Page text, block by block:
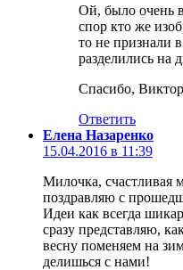
Ой, было очень
спор кто же
то не признали
разделились на
Спасибо,
Ответить
Елена Назаренко
15.04.2016 в 11:39
Милочка, счастливая
поздравляю с
Идеи как всегда
сразу представляю,
весну поменяем на
делишься с нами!